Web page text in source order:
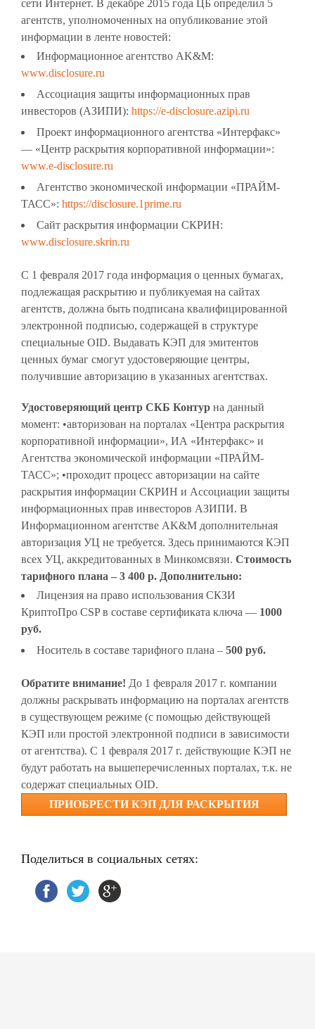
сети Интернет. В декабре 2015 года ЦБ определил 5
агентств, уполномоченных на опубликование этой
информации в ленте новостей:
Информационное агентство AK&M:
www.disclosure.ru
Ассоциация защиты информационных прав
инвесторов (АЗИПИ): https://e-disclosure.azipi.ru
Проект информационного агентства «Интерфакс»
— «Центр раскрытия корпоративной информации»:
www.e-disclosure.ru
Агентство экономической информации «ПРАЙМ-
ТАСС»: https://disclosure.1prime.ru
Сайт раскрытия информации СКРИН:
www.disclosure.skrin.ru
С 1 февраля 2017 года информация о ценных бумагах,
подлежащая раскрытию и публикуемая на сайтах
агентств, должна быть подписана квалифицированной
электронной подписью, содержащей в структуре
специальные OID. Выдавать КЭП для эмитентов
ценных бумаг смогут удостоверяющие центры,
получившие авторизацию в указанных агентствах.
Удостоверяющий центр СКБ Контур на данный
момент: •авторизован на порталах «Центра раскрытия
корпоративной информации», ИА «Интерфакс» и
Агентства экономической информации «ПРАЙМ-
ТАСС»; •проходит процесс авторизации на сайте
раскрытия информации СКРИН и Ассоциации защиты
информационных прав инвесторов АЗИПИ. В
Информационном агентстве AK&M дополнительная
авторизация УЦ не требуется. Здесь принимаются КЭП
всех УЦ, аккредитованных в Минкомсвязи. Стоимость
тарифного плана – 3 400 р. Дополнительно:
Лицензия на право использования СКЗИ
КриптоПро CSP в составе сертификата ключа — 1000
руб.
Носитель в составе тарифного плана – 500 руб.
Обратите внимание! До 1 февраля 2017 г. компании
должны раскрывать информацию на порталах агентств
в существующем режиме (с помощью действующей
КЭП или простой электронной подписи в зависимости
от агентства). С 1 февраля 2017 г. действующие КЭП не
будут работать на вышеперечисленных порталах, т.к. не
содержат специальных OID.
ПРИОБРЕСТИ КЭП ДЛЯ РАСКРЫТИЯ
Поделиться в социальных сетях: